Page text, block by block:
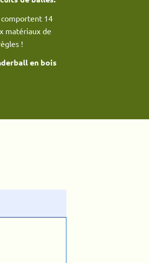
comportent 14
matériaux de
!
en bois